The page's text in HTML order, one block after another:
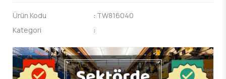
Ürün Kodu : TW816040
Kategori
: